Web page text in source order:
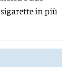
in più